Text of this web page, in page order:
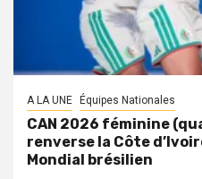
A LA UNE Équipes Nationales
CAN 2026 féminine
renverse la Côte
Mondial brésilien